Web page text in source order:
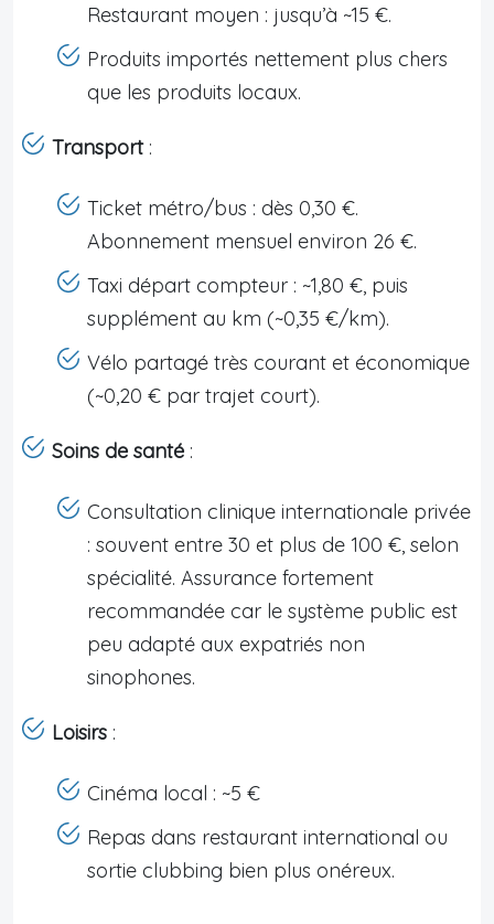
Restaurant moyen : jusqu’à ~15 €.
Produits importés nettement plus chers
que les produits locaux.
Transport:
Ticket métro/bus : dès 0,30 €.
Abonnement mensuel environ 26 €.
Taxi départ compteur : ~1,80 €, puis
supplément au km (~0,35 €/km).
Vélo partagé très courant et économique
(~0,20 € par trajet court).
Soins de santé :
Consultation clinique internationale privée
: souvent entre 30 et plus de 100 €, selon
spécialité. Assurance fortement
recommandée car le système public est
peu adapté aux expatriés non
sinophones.
Loisirs :
Cinéma local : ~5 €
Repas dans restaurant international ou
sortie clubbing bien plus onéreux.